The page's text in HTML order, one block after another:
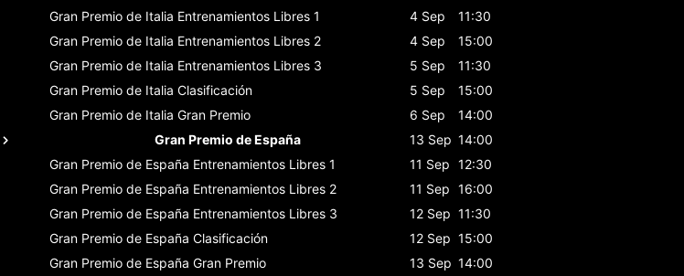
Gran Premio de Italia Entrenamientos Libres 1 4 Sep
11:30
Gran Premio de Italia Entrenamientos Libres 2 4 Sep
15:00
Gran Premio de Italia Entrenamientos Libres 3 5 Sep
11:30
Gran Premio de Italia Clasificación 5 Sep
15:00
Gran Premio de Italia Gran Premio 6 Sep
14:00
Gran Premio de España
13 Sep 14:00
Gran Premio de España Entrenamientos Libres 1 11 Sep 12:30
Gran Premio de España Entrenamientos Libres 2 11 Sep 16:00
Gran Premio de España Entrenamientos Libres 3 12 Sep 11:30
Gran Premio de España Clasificación 12 Sep 15:00
Gran Premio de España Gran Premio 13 Sep 14:00